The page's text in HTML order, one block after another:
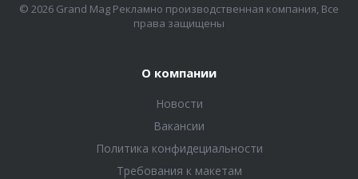
© 2026 Grand Mag Рекламно производственная компания, Все
права защищены
О компании
Новости
Вакансии
Политика конфидециальности
Требования к макетам